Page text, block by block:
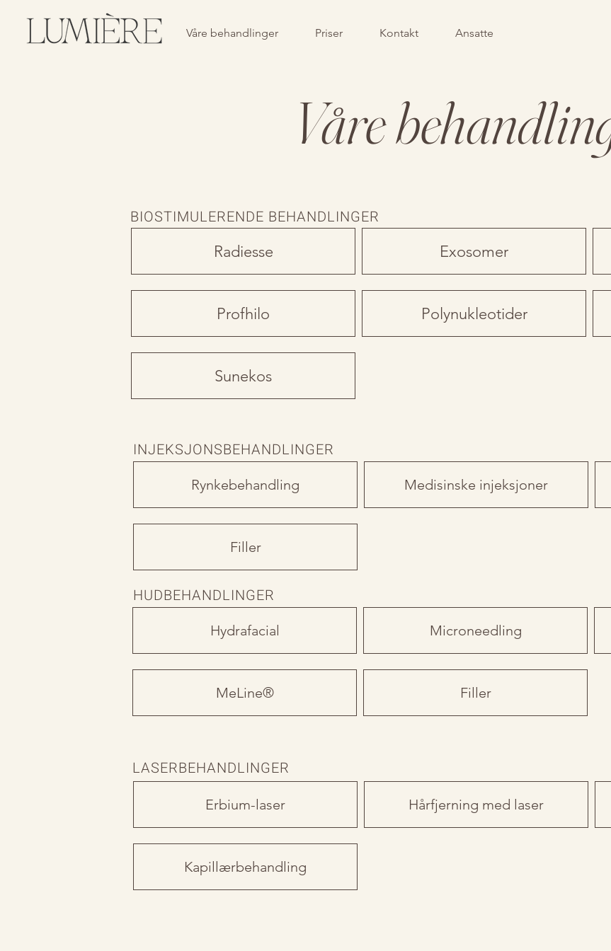
Våre behandlinger Priser Kontakt Ansatte
Våre
Radiesse
Profhilo
Sunekos
Exosomer
Polynukleotider
BIOSTIMULERENDE BEHANDLINGER
Rynkebehandling
Filler
Medisinske injeksjoner
INJEKSJONSBEHANDLINGER
Hydrafacial
MeLine®
Microneedling
Filler
HUDBEHANDLINGER
Erbium-laser
Kapillærbehandling
Hårfjerning med laser
LASERBEHANDLINGER